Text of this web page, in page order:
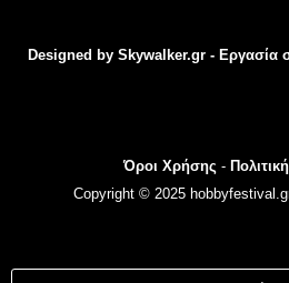
Designed by Skywalker.gr - Εργασία
Όροι Χρήσης -
Copyright © 2025